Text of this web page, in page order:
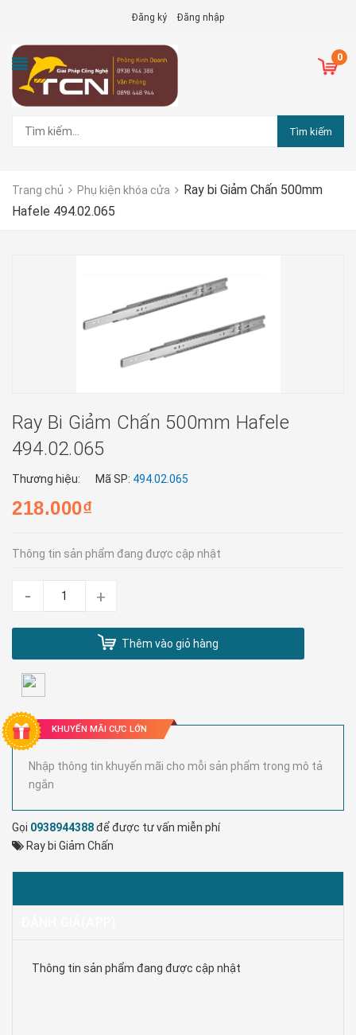
Đăng ký Đăng nhập
0
Tìm kiếm
Trang chủ Phụ kiện khóa cửa
Ray bi Giảm Chấn 500mm
Hafele 494.02.065
Ray Bi Giảm Chấn 500mm Hafele
494.02.065
Thương hiệu: Mã SP: 494.02.065
218.000₫
Thông tin sản phẩm đang được cập nhật
- +
Thêm vào giỏ hàng
KHUYẾN MÃI CỰC LỚN
Nhập thông tin khuyến mãi cho mỗi sản phẩm trong mô tả
ngắn
Gọi 0938944388để được tư vấn miễn phí
Ray bi Giảm Chấn
Thông tin sản phẩm đang được cập nhật